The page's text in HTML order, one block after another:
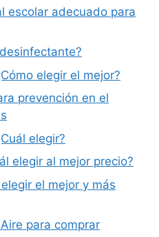
escolar adecuado para
elegir el mejor?
prevención en el
elegir?
elegir al mejor precio?
el mejor y más
para comprar